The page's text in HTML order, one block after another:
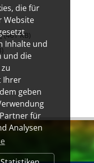
die für
Website
Inhalte und
und die
Ihrer
geben
für
Analysen
(461 KB)